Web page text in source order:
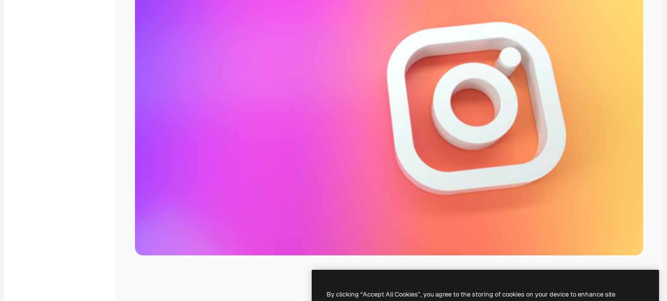
By clicking “Accept All Cookies”, you agree to the storing of cookies on your device to enhance site